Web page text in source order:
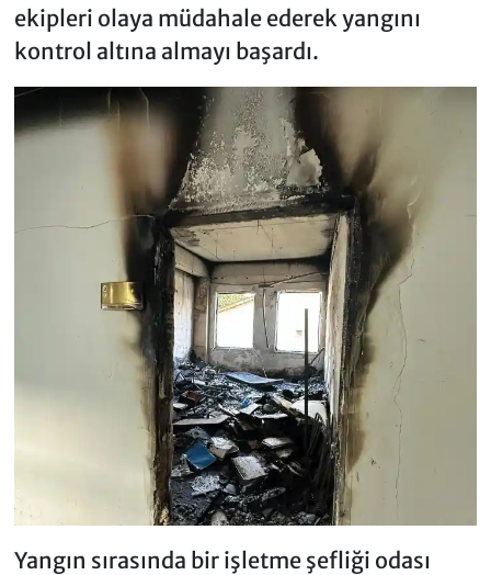
ekipleri olaya müdahale ederek yangını
kontrol altına almayı başardı.
Yangın sırasında bir işletme şefliği odası